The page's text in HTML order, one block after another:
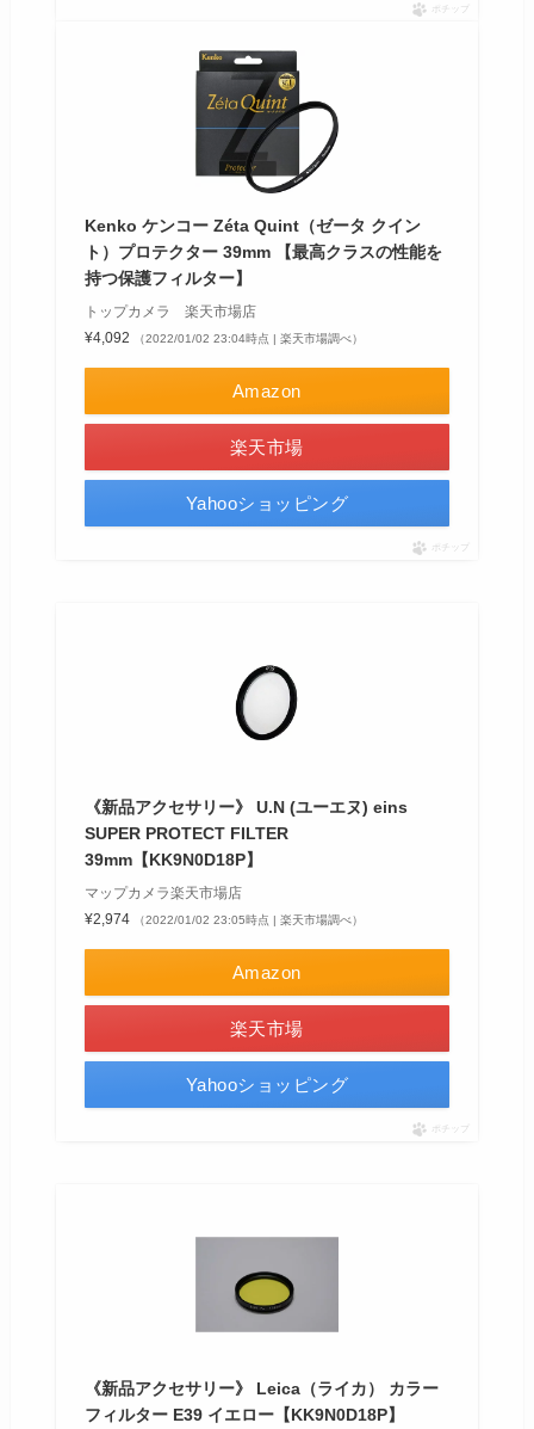
ポチップ
Kenko ケンコー Zéta Quint（ゼータ クイン
ト）プロテクター 39mm 【最高クラスの性能を
持つ保護フィルター】
トップカメラ 楽天市場店
¥4,092
（2022/01/02 23:04時点 | 楽天市場調べ）
Amazon
楽天市場
Yahooショッピング
ポチップ
《新品アクセサリー》 U.N (ユーエヌ) eins
SUPER PROTECT FILTER
39mm【KK9N0D18P】
マップカメラ楽天市場店
¥2,974
（2022/01/02 23:05時点 | 楽天市場調べ）
Amazon
楽天市場
Yahooショッピング
ポチップ
《新品アクセサリー》 Leica（ライカ） カラー
フィルター E39 イエロー【KK9N0D18P】